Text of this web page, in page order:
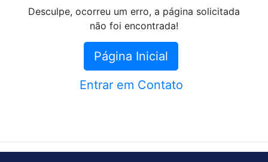
Desculpe, ocorreu um erro, a página solicitada
não foi encontrada!
Página Inicial
Entrar em Contato